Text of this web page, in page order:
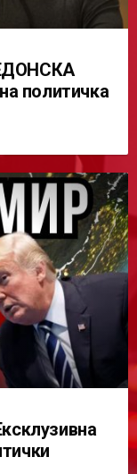
политичка